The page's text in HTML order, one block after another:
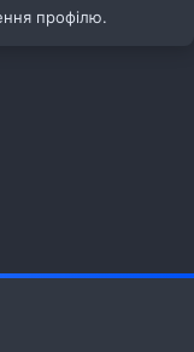
профілю.